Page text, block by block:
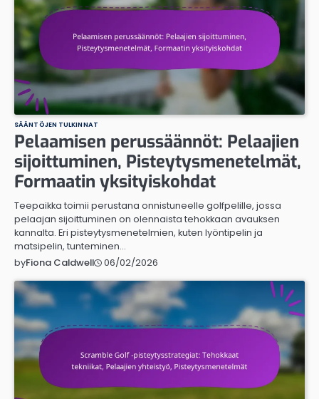
SÄÄNTÖJEN TULKINNAT
Pelaamisen perussäännöt: Pelaajien
sijoittuminen, Pisteytysmenetelmät,
Formaatin yksityiskohdat
Teepaikka toimii perustana onnistuneelle golfpelille, jossa
pelaajan sijoittuminen on olennaista tehokkaan avauksen
kannalta. Eri pisteytysmenetelmien, kuten lyöntipelin ja
matsipelin, tunteminen…
byFiona Caldwell 06/02/2026